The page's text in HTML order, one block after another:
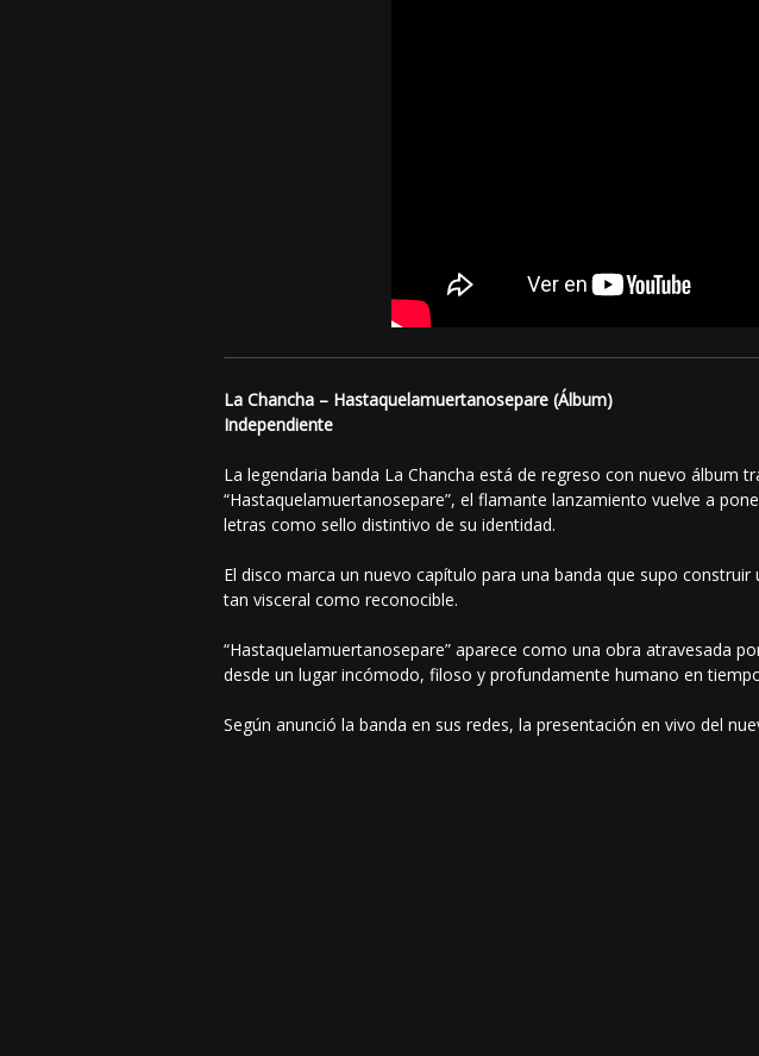
La Chancha – Hastaquelamuertanosepare (Álbum)
Independiente
La legendaria banda La Chancha está de regreso con nuevo álbum
“Hastaquelamuertanosepare”, el flamante lanzamiento vuelve a
letras como sello distintivo de su identidad.
El disco marca un nuevo capítulo para una banda que supo
tan visceral como reconocible.
“Hastaquelamuertanosepare” aparece como una obra atravesada
desde un lugar incómodo, filoso y profundamente humano en
Según anunció la banda en sus redes, la presentación en vivo del